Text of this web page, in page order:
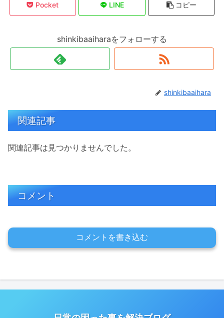
Pocket LINE コピー
shinkibaaiharaをフォローする
shinkibaaihara
関連記事
関連記事は見つかりませんでした。
コメント
コメントを書き込む